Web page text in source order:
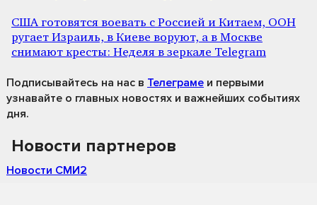
США готовятся воевать с Россией и Китаем, ООН
ругает Израиль, в Киеве воруют, а в Москве
снимают кресты: Неделя в зеркале Telegram
Подписывайтесь на нас в Телеграме и первыми
узнавайте о главных новостях и важнейших событиях
дня.
Новости партнеров
Новости СМИ2